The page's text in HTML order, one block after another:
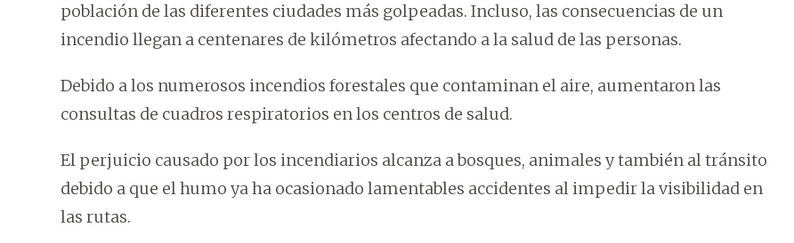
población de las diferentes ciudades más golpeadas. Incluso, las consecuencias de un
incendio llegan a centenares de kilómetros afectando a la salud de las personas.
Debido a los numerosos incendios forestales que contaminan el aire, aumentaron las
consultas de cuadros respiratorios en los centros de salud.
El perjuicio causado por los incendiarios alcanza a bosques, animales y también al tránsito
debido a que el humo ya ha ocasionado lamentables accidentes al impedir la visibilidad en
las rutas.